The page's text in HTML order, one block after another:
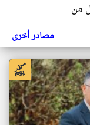
من
مصادر أخرى